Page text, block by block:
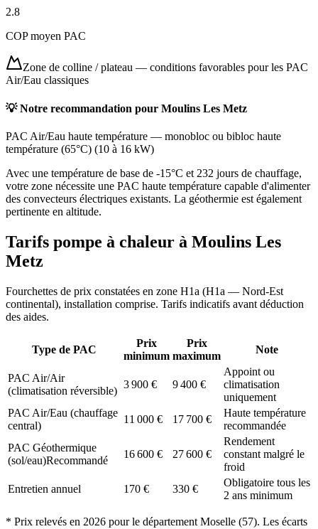
2.8
COP moyen PAC
Zone de colline / plateau — conditions favorables pour les PAC
Air/Eau classiques
💡 Notre recommandation pour Moulins Les Metz
PAC Air/Eau haute température — monobloc ou bibloc haute
température (65°C) (10 à 16 kW)
Avec une température de base de -15°C et 232 jours de chauffage,
votre zone nécessite une PAC haute température capable d'alimenter
des convecteurs électriques existants. La géothermie est également
pertinente en altitude.
Tarifs pompe à chaleur à Moulins Les
Metz
Fourchettes de prix constatées en zone H1a (H1a — Nord-Est
continental), installation comprise. Tarifs indicatifs avant déduction
des aides.
Type de PAC
Prix
minimum
Prix
maximum
Note
PAC Air/Air
(climatisation réversible)
3 900 € 9 400 €
Appoint ou
climatisation
uniquement
PAC Air/Eau (chauffage
central)
11 000 € 17 700 €
Haute température
recommandée
PAC Géothermique
(sol/eau)Recommandé
16 600 € 27 600 €
Rendement
constant malgré le
froid
Entretien annuel
170 € 330 €
Obligatoire tous les
2 ans minimum
* Prix relevés en 2026 pour le département Moselle (57). Les écarts